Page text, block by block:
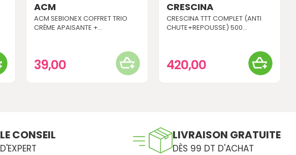
ACM
ACM SEBIONEX COFFRET TRIO
CRÈME APAISANTE +...
39,00
CRESCINA
CRESCINA TTT COMPLET (ANTI
CHUTE+REPOUSSE) 500...
420,00
LE CONSEIL
D'EXPERT
LIVRAISON GRATUITE
DÈS 99 DT D'ACHAT